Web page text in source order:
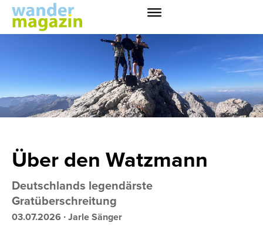
Über den Watzmann
Deutschlands legendärste
Gratüberschreitung
03.07.2026 ∙Jarle Sänger